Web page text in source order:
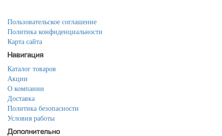
Пользовательское соглашение
Политика конфиденциальности
Карта сайта
Навигация
Каталог товаров
Акции
О компании
Доставка
Политика безопасности
Условия работы
Дополнительно